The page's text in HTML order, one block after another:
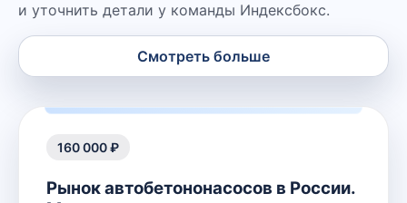
и уточнить детали у команды Индексбокс.
Смотреть больше
160 000 ₽
Рынок автобетононасосов в России.